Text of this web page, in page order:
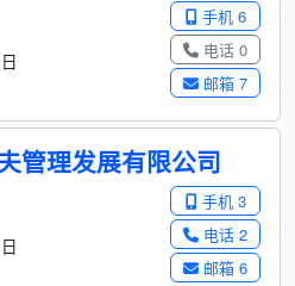
手机 6
电话 0
邮箱 7
管理发展有限公司
手机 3
电话 2
邮箱 6